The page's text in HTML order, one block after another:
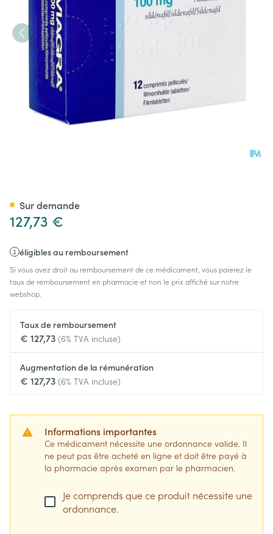
127,73 €
éligibles au remboursement
Si vous avez droit au remboursement de ce médicament, vous paierez le
taux de remboursement en pharmacie et non le prix affiché sur notre
webshop.
Taux de remboursement
€ 127,73 (6% TVA incluse)
Augmentation de la rémunération
€ 127,73 (6% TVA incluse)
Informations importantes
Ce médicament nécessite une ordonnance valide. Il
ne peut pas être acheté en ligne et doit être payé à
la pharmacie après examen par le pharmacien.
Je comprends que ce produit nécessite une
ordonnance.
Sur demande